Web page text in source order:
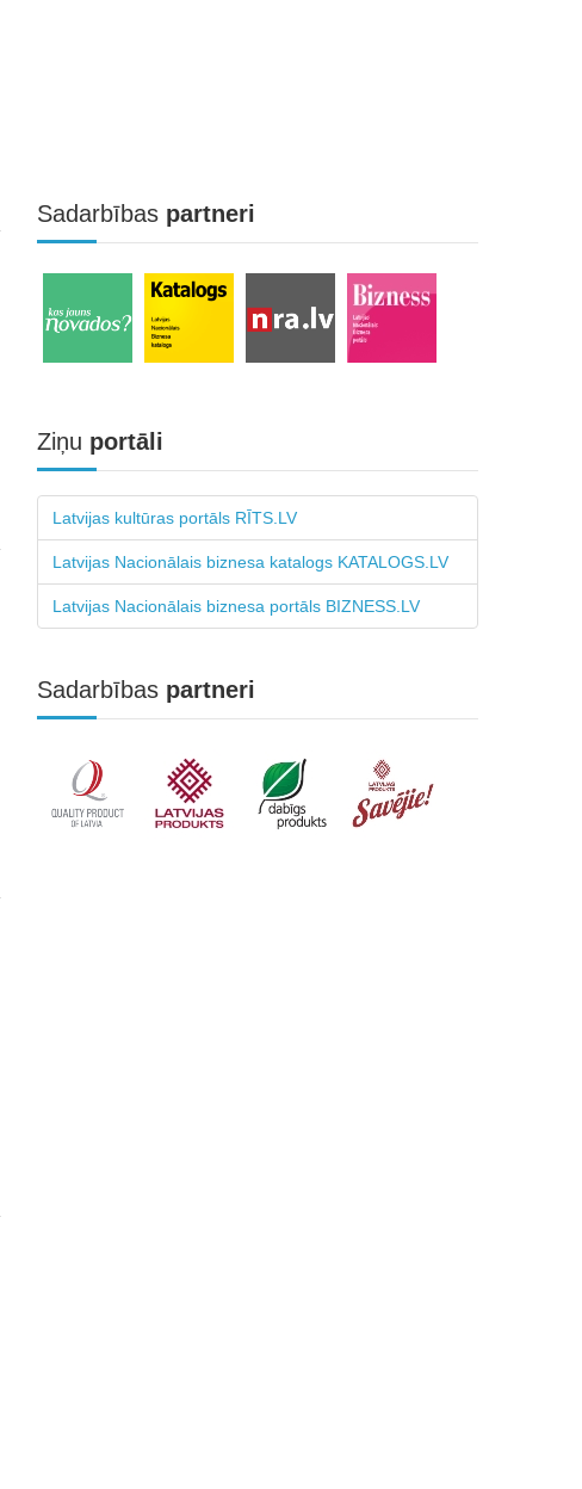
Sadarbības partneri
Ziņu portāli
Latvijas kultūras portāls RĪTS.LV
Latvijas Nacionālais biznesa katalogs KATALOGS.LV
Latvijas Nacionālais biznesa portāls BIZNESS.LV
Sadarbības partneri